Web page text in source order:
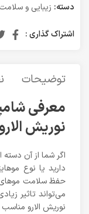
دسته: زیبایی و سلامت
اشتراک گذاری :
توضیحات
معرفی
نوریش الارو
اگر شما از آن
دارید یا نوع
حفظ سلامت موهای
می‌تواند تاثیر
نوریش الارو